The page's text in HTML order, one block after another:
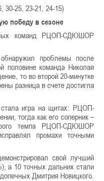
30-25, 23-21, 24-15)
победу в сезоне
команд РЦОП-СДЮШОР
проблемы после
половине команда Николая
то во второй 20-минутке
разница в счете достигла
игра на щитах: РЦОП-
тогда как его соперник –
темпа РЦОП-СДЮШОР
промахи точными
свой лучший
а 10 точных дальних стали
Дмитрия Новицкого.